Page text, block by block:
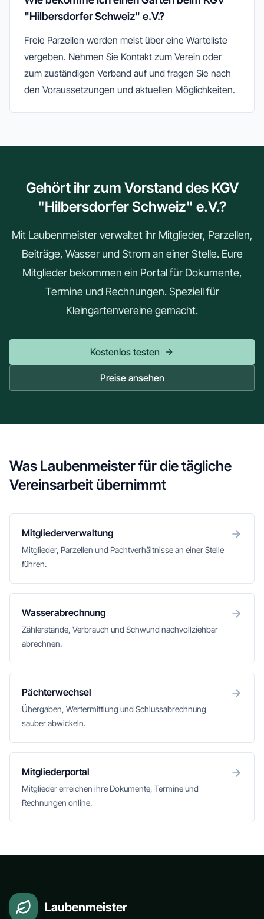
"Hilbersdorfer Schweiz" e.V.?
Freie Parzellen werden meist über eine Warteliste
vergeben. Nehmen Sie Kontakt zum Verein oder
zum zuständigen Verband auf und fragen Sie nach
den Voraussetzungen und aktuellen Möglichkeiten.
Gehört ihr zum Vorstand des KGV
"Hilbersdorfer Schweiz" e.V.?
Mit Laubenmeister verwaltet ihr Mitglieder, Parzellen,
Beiträge, Wasser und Strom an einer Stelle. Eure
Mitglieder bekommen ein Portal für Dokumente,
Termine und Rechnungen. Speziell für
Kleingartenvereine gemacht.
Kostenlos testen
Preise ansehen
Was Laubenmeister für die tägliche
Vereinsarbeit übernimmt
Mitgliederverwaltung
Mitglieder, Parzellen und Pachtverhältnisse an einer Stelle
führen.
Wasserabrechnung
Zählerstände, Verbrauch und Schwund nachvollziehbar
abrechnen.
Pächterwechsel
Übergaben, Wertermittlung und Schlussabrechnung
sauber abwickeln.
Mitgliederportal
Mitglieder erreichen ihre Dokumente, Termine und
Rechnungen online.
Laubenmeister